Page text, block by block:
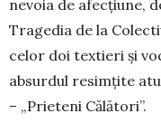
nevoia de afecțiune,
Tragedia de la
celor doi textieri și
absurdul resimțite
– „Prieteni Călători”.